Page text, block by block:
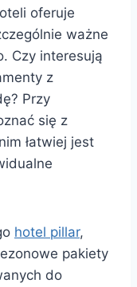
oferuje
ważne
Czy interesują
z
Przy
się z
łatwiej jest
hotel pillar,
pakiety
do